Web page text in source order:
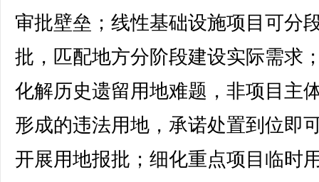
审批壁垒；线性基础设施项目可分
批，匹配地方分阶段建设实际需求
化解历史遗留用地难题，非项目主
形成的违法用地，承诺处置到位即
开展用地报批；细化重点项目临时